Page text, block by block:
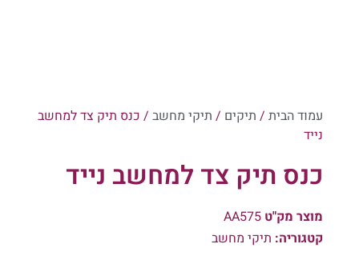
עמוד הבית/תיקים/תיקי מחשב/ כנס תיק צד למחשב
נייד
כנס תיק צד למחשב נייד
מוצר מק"טAA575
קטגוריה:תיקי מחשב